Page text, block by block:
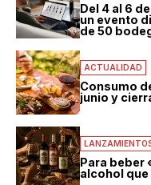
Del 4 al 6
un evento
de 50
ACTUALIDAD
Consumo
junio y
Para beber
alcohol que